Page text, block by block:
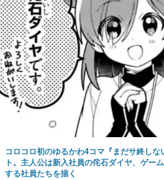
コロコロ初のゆるかわ4コマ『まだサ終し
ト。主人公は新入社員の侘石ダイヤ、ゲー
する社員たちを描く